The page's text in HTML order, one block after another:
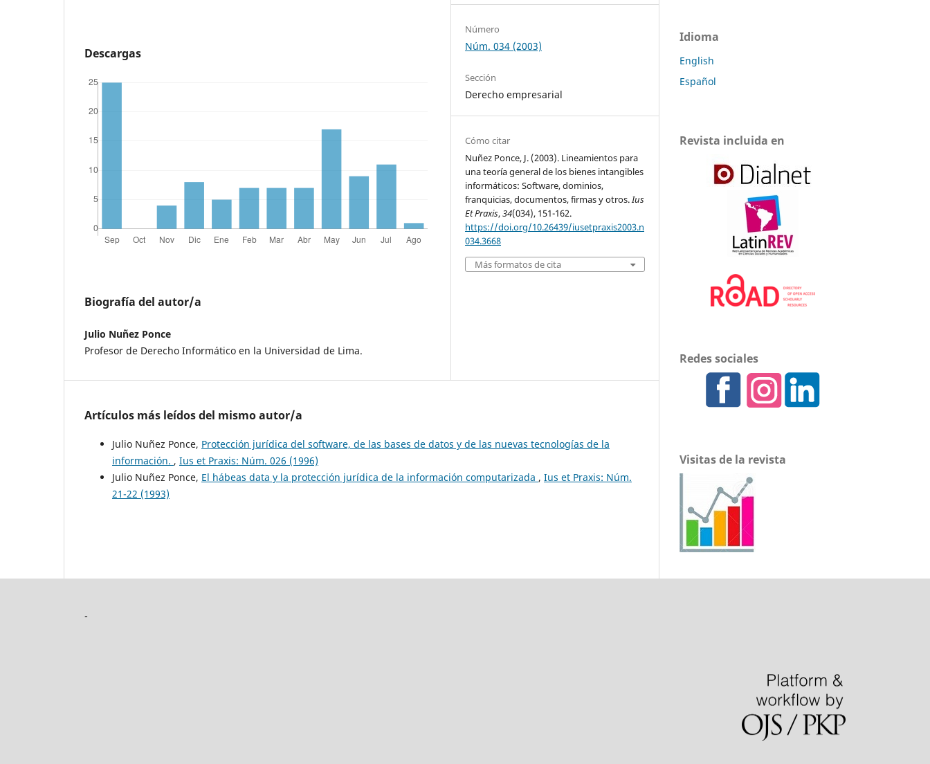
Descargas
Biografía del autor/a
Julio Nuñez Ponce
Profesor de Derecho Informático en la Universidad de Lima.
Número
Núm. 034 (2003)
Sección
Derecho empresarial
Cómo citar
Nuñez Ponce, J. (2003). Lineamientos para
una teoría general de los bienes intangibles
informáticos: Software, dominios,
franquicias, documentos, firmas y otros.Ius
Et Praxis,34(034), 151-162.
https://doi.org/10.26439/iusetpraxis2003.n
034.3668
Más formatos de cita
Artículos más leídos del mismo autor/a
Julio Nuñez Ponce, Protección jurídica del software, de las bases de datos y de las nuevas tecnologías de la
información. , Ius et Praxis: Núm. 026 (1996)
Julio Nuñez Ponce, El hábeas data y la protección jurídica de la información computarizada , Ius et Praxis: Núm.
21-22 (1993)
Idioma
English
Español
Revista incluida en
Redes sociales
Visitas de la revista
-